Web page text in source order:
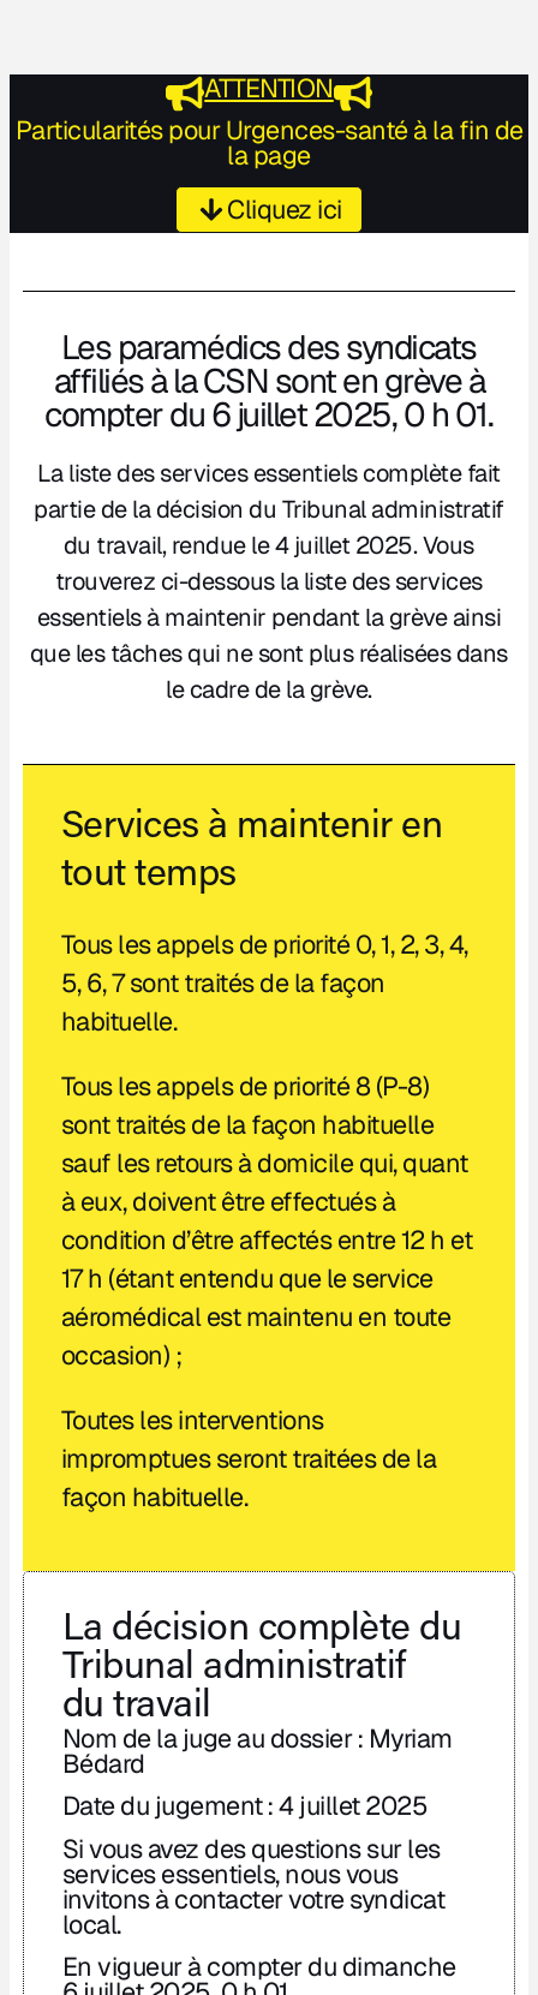
ATTENTION
Particularités pour Urgences-santé à la fin de
la page
Cliquez ici
Les paramédics des syndicats
affiliés à la CSN sont en grève à
compter du 6 juillet 2025, 0 h 01.
La liste des services essentiels complète fait
partie de la décision du Tribunal administratif
du travail, rendue le 4 juillet 2025. Vous
trouverez ci-dessous la liste des services
essentiels à maintenir pendant la grève ainsi
que les tâches qui ne sont plus réalisées dans
le cadre de la grève.
Services à maintenir en
tout temps
Tous les appels de priorité 0, 1, 2, 3, 4,
5, 6, 7 sont traités de la façon
habituelle.
Tous les appels de priorité 8 (P-8)
sont traités de la façon habituelle
sauf les retours à domicile qui, quant
à eux, doivent être effectués à
condition d’être affectés entre 12 h et
17 h (étant entendu que le service
aéromédical est maintenu en toute
occasion) ;
Toutes les interventions
impromptues seront traitées de la
façon habituelle.
La décision complète du
Tribunal administratif
du travail
Nom de la juge au dossier : Myriam
Bédard
Date du jugement : 4 juillet 2025
Si vous avez des questions sur les
services essentiels, nous vous
invitons à contacter votre syndicat
local.
En vigueur à compter du dimanche